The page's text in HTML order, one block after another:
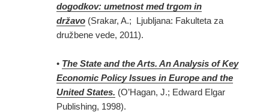
dogodkov: umetnost med trgom in
državo (Srakar, A.; Ljubljana: Fakulteta za
družbene vede, 2011).
• The State and the Arts. An Analysis of Key
Economic Policy Issues in Europe and the
United States. (O’Hagan, J.; Edward Elgar
Publishing, 1998).